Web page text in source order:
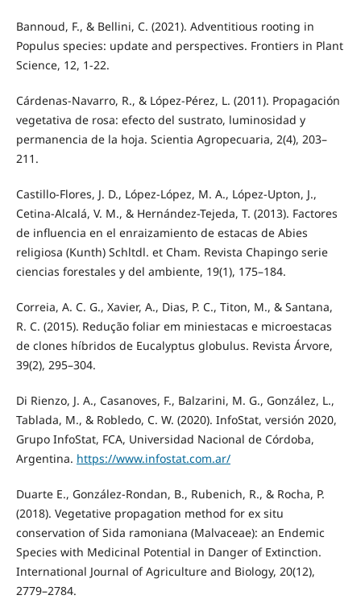
Bannoud, F., & Bellini, C. (2021). Adventitious rooting in
Populus species: update and perspectives. Frontiers in Plant
Science, 12, 1-22.
Cárdenas-Navarro, R., & López-Pérez, L. (2011). Propagación
vegetativa de rosa: efecto del sustrato, luminosidad y
permanencia de la hoja. Scientia Agropecuaria, 2(4), 203–
211.
Castillo-Flores, J. D., López-López, M. A., López-Upton, J.,
Cetina-Alcalá, V. M., & Hernández-Tejeda, T. (2013). Factores
de influencia en el enraizamiento de estacas de Abies
religiosa (Kunth) Schltdl. et Cham. Revista Chapingo serie
ciencias forestales y del ambiente, 19(1), 175–184.
Correia, A. C. G., Xavier, A., Dias, P. C., Titon, M., & Santana,
R. C. (2015). Redução foliar em miniestacas e microestacas
de clones híbridos de Eucalyptus globulus. Revista Árvore,
39(2), 295–304.
Di Rienzo, J. A., Casanoves, F., Balzarini, M. G., González, L.,
Tablada, M., & Robledo, C. W. (2020). InfoStat, versión 2020,
Grupo InfoStat, FCA, Universidad Nacional de Córdoba,
Argentina. https://www.infostat.com.ar/
Duarte E., González-Rondan, B., Rubenich, R., & Rocha, P.
(2018). Vegetative propagation method for ex situ
conservation of Sida ramoniana (Malvaceae): an Endemic
Species with Medicinal Potential in Danger of Extinction.
International Journal of Agriculture and Biology, 20(12),
2779–2784.